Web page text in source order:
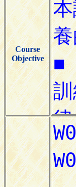
Course
Objective